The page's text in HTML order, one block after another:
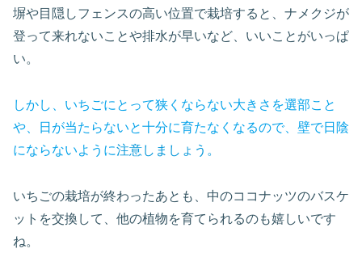
塀や目隠しフェンスの高い位置で栽培すると、ナメクジが
登って来れないことや排水が早いなど、いいことがいっぱ
い。
しかし、いちごにとって狭くならない大きさを選部こと
や、日が当たらないと十分に育たなくなるので、壁で日陰
にならないように注意しましょう。
いちごの栽培が終わったあとも、中のココナッツのバスケ
ットを交換して、他の植物を育てられるのも嬉しいです
ね。